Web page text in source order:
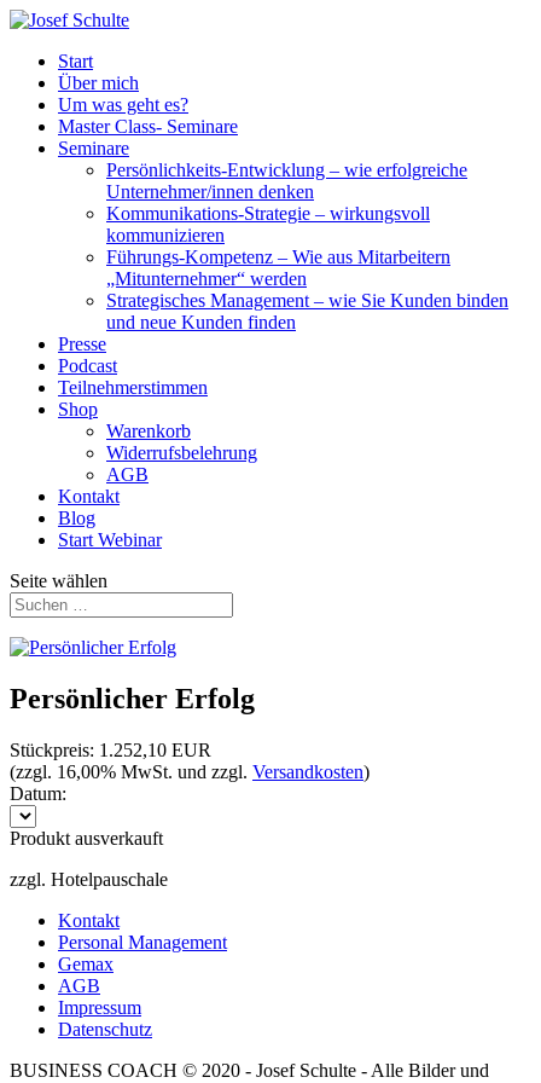
Start
Über mich
Um was geht es?
Master Class- Seminare
Seminare
Persönlichkeits-Entwicklung – wie erfolgreiche
Unternehmer/innen denken
Kommunikations-Strategie – wirkungsvoll
kommunizieren
Führungs-Kompetenz – Wie aus Mitarbeitern
„Mitunternehmer“ werden
Strategisches Management – wie Sie Kunden binden
und neue Kunden finden
Presse
Podcast
Teilnehmerstimmen
Shop
Warenkorb
Widerrufsbelehrung
AGB
Kontakt
Blog
Start Webinar
Seite wählen
Persönlicher Erfolg
Stückpreis: 1.252,10 EUR
(zzgl. 16,00% MwSt. und zzgl. Versandkosten)
Datum:
Produkt ausverkauft
zzgl. Hotelpauschale
Kontakt
Personal Management
Gemax
AGB
Impressum
Datenschutz
BUSINESS COACH © 2020 - Josef Schulte - Alle Bilder und